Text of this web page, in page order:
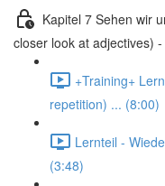
Kapitel 7 Sehen wir
closer look at adjectives)
+Training+
repetition) ... (8:00)
Lernteil -
(3:48)